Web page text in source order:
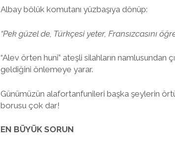
Albay bölük komutanı yüzbaşıya dönüp:
“Pek güzel de, Türkçesi yeter, Fransızcasını
“Alev örten huni” ateşli silahların namlusundan
geldiğini önlemeye yarar.
Günümüzün alafortanfunileri başka şeylerin
borusu çok dar!
EN BÜYÜK SORUN